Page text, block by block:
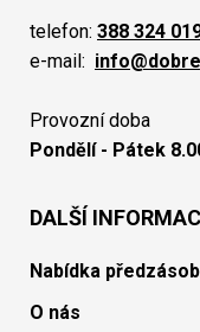
telefon: 388 324
e-mail:
Provozní doba
Pondělí - Pátek
DALŠÍ
Nabídka
O nás